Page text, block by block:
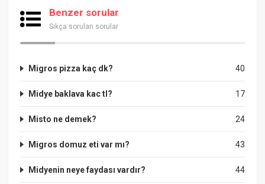
Benzer sorular
Sıkça sorulan sorular
40
Migros pizza kaç dk?
17
Midye baklava kac tl?
24
Misto ne demek?
43
Migros domuz eti var mı?
44
Midyenin neye faydası vardır?